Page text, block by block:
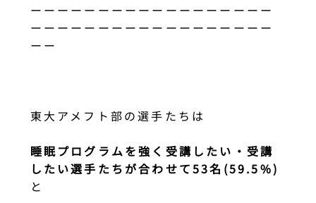
ーーーーーーーーーーーーーーーーーー
ーーーーーーーーーーーーーーーーーー
ーー
東大アメフト部の選手たちは
睡眠プログラムを強く受講したい・ 受講
したい選手たちが合わせて53名(59.5%)
と